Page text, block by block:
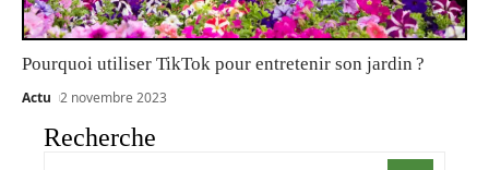
Pourquoi utiliser TikTok pour entretenir son jardin ?
Actu 2 novembre 2023
Recherche